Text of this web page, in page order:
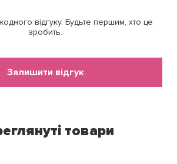
відгуку. Будьте першим, хто це
зробить.
Залишити відгук
товари